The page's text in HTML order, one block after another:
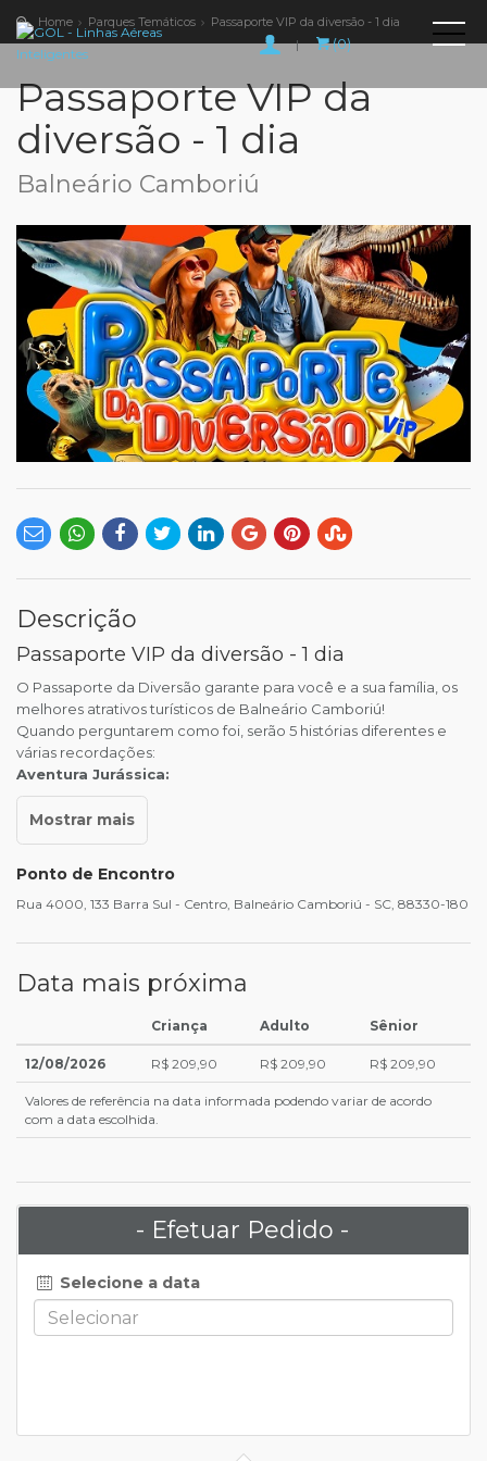
| (0)
Home Parques Temáticos Passaporte VIP da diversão - 1 dia
Passaporte VIP da
diversão - 1 dia
Balneário Camboriú
Descrição
Passaporte VIP da diversão - 1 dia
O Passaporte da Diversão garante para você e a sua família, os
melhores atrativos turísticos de Balneário Camboriú!
Quando perguntarem como foi, serão 5 histórias diferentes e
várias recordações:
Aventura Jurássica:
Ponto de Encontro
Rua 4000, 133 Barra Sul - Centro, Balneário Camboriú - SC, 88330-180
Data mais próxima
Criança Adulto Sênior
12/08/2026 R$ 209,90 R$ 209,90 R$ 209,90
Valores de referência na data informada podendo variar de acordo
com a data escolhida.
- Efetuar Pedido -
Selecione a data